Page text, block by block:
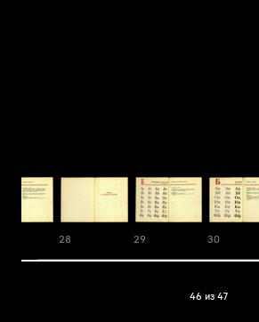
28 29 30
46 из 47